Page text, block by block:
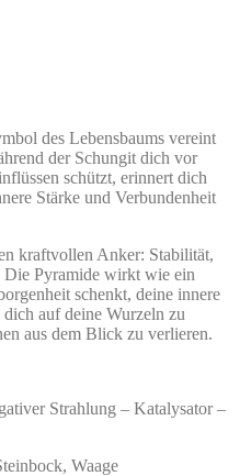
des Lebensbaums vereint
der Schungit dich vor
schützt, erinnert dich
Stärke und Verbundenheit
kraftvollen Anker: Stabilität,
Die Pyramide wirkt wie ein
schenkt, deine innere
auf deine Wurzeln zu
aus dem Blick zu verlieren.
Strahlung – Katalysator –
Waage